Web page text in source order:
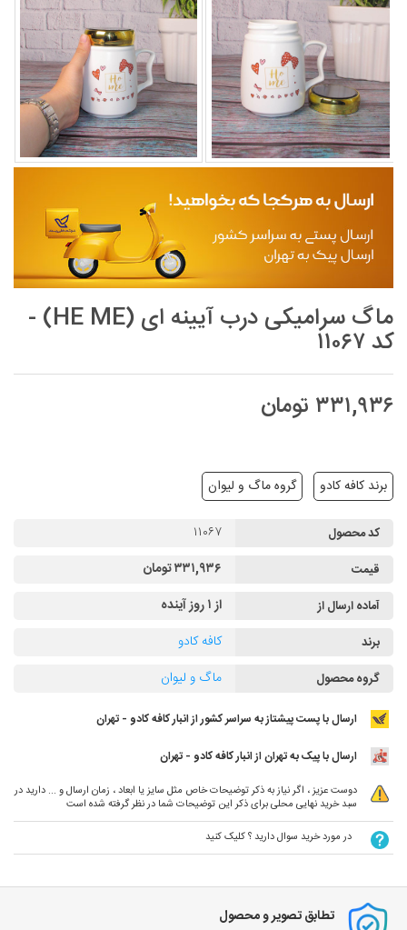
ماگ سرامیکی درب آیینه ای (HE ME) -
کد ۱۱۰۶۷
۳۳۱,۹۳۶ تومان
برند کافه کادو گروه ماگ و لیوان
کد محصول ۱۱۰۶۷
قیمت ۳۳۱,۹۳۶ تومان
آماده ارسال از از ۱ روز آینده
برند کافه کادو
گروه محصول ماگ و لیوان
ارسال با پست پیشتاز به سراسر کشور از انبار کافه کادو - تهران
ارسال با پیک به تهران از انبار کافه کادو - تهران
دوست عزیز ، اگر نیاز به ذکر توضیحات خاص مثل سایز یا ابعاد ، زمان ارسال و ... دارید در
سبد خرید نهایی محلی برای ذکر این توضیحات شما در نظر گرفته شده است
در مورد خرید سوال دارید ؟ کلیک کنید
تطابق تصویر و محصول